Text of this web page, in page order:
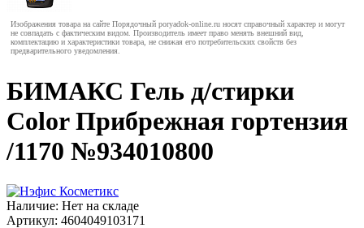
Изображения товара на сайте Порядочный poryadok-online.ru носят справочный характер и могут
не совпадать с фактическим видом. Производитель имеет право менять внешний вид,
комплектацию и характеристики товара, не снижая его потребительских свойств без
предварительного уведомления.
БИМАКС Гель д/стирки
Color Прибрежная гортензия
/1170 №934010800
Наличие: Нет на складе
Артикул: 4604049103171